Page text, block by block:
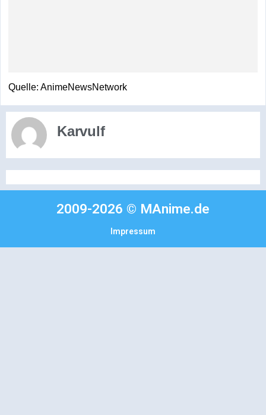
Quelle: AnimeNewsNetwork
Karvulf
2009-2026 © MAnime.de
Impressum